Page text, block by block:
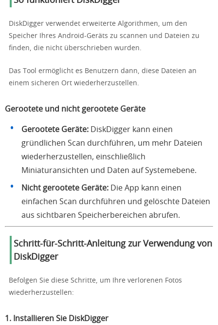
DiskDigger verwendet erweiterte Algorithmen, um den
Speicher Ihres Android-Geräts zu scannen und Dateien zu
finden, die nicht überschrieben wurden.
Das Tool ermöglicht es Benutzern dann, diese Dateien an
einem sicheren Ort wiederherzustellen.
Gerootete und nicht gerootete Geräte
Gerootete Geräte: DiskDigger kann einen
gründlichen Scan durchführen, um mehr Dateien
wiederherzustellen, einschließlich
Miniaturansichten und Daten auf Systemebene.
Nicht gerootete Geräte: Die App kann einen
einfachen Scan durchführen und gelöschte Dateien
aus sichtbaren Speicherbereichen abrufen.
Schritt-für-Schritt-Anleitung zur Verwendung von
DiskDigger
Befolgen Sie diese Schritte, um Ihre verlorenen Fotos
wiederherzustellen:
1. Installieren Sie DiskDigger